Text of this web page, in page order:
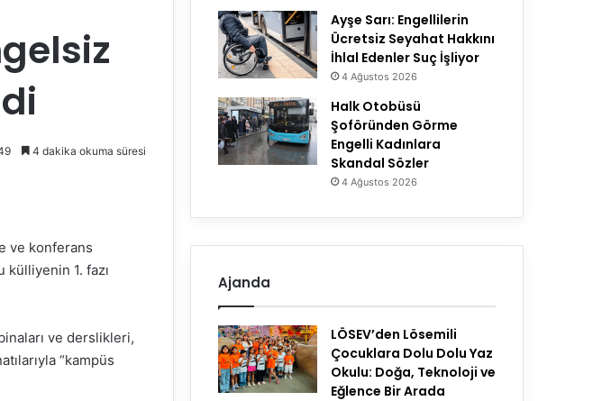
4 dakika okuma süresi
ve konferans
külliyenin 1. fazı
ve derslikleri,
“kampüs
Ayşe Sarı: Engellilerin
Ücretsiz Seyahat Hakkını
İhlal Edenler Suç İşliyor
4 Ağustos 2026
Halk Otobüsü
Şoföründen Görme
Engelli Kadınlara
Skandal Sözler
4 Ağustos 2026
Ajanda
LÖSEV’den Lösemili
Çocuklara Dolu Dolu Yaz
Okulu: Doğa, Teknoloji ve
Eğlence Bir Arada